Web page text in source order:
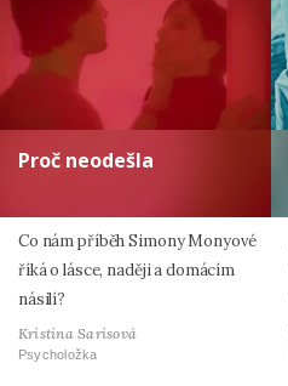
Proč neodešla
Co nám příběh Simony Monyové
říká o lásce, naději a domácím
násilí?
Kristina Sarisová
Psycholožka